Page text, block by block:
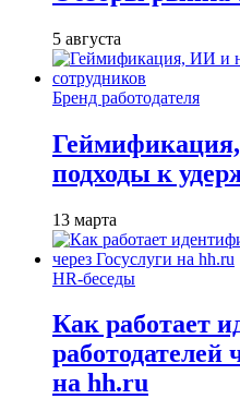
5 августа
Бренд работодателя
подходы к
13 марта
HR-беседы
Как работает
работодателей
на hh.ru